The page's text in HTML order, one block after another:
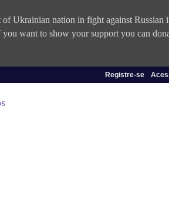
Ukrainian nation in fight against
want to show your support you can
Registre-se